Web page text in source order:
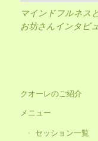
マインドフルネス
お坊さんインタビュ
クオーレのご紹介
メニュー
セッション一覧